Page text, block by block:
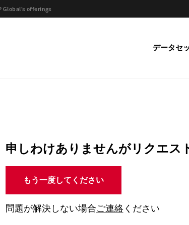
Global’s offerings
データセ
申しわけありませんがリクエス
もう一度してください
問題が解決しない場合ご連絡 ください